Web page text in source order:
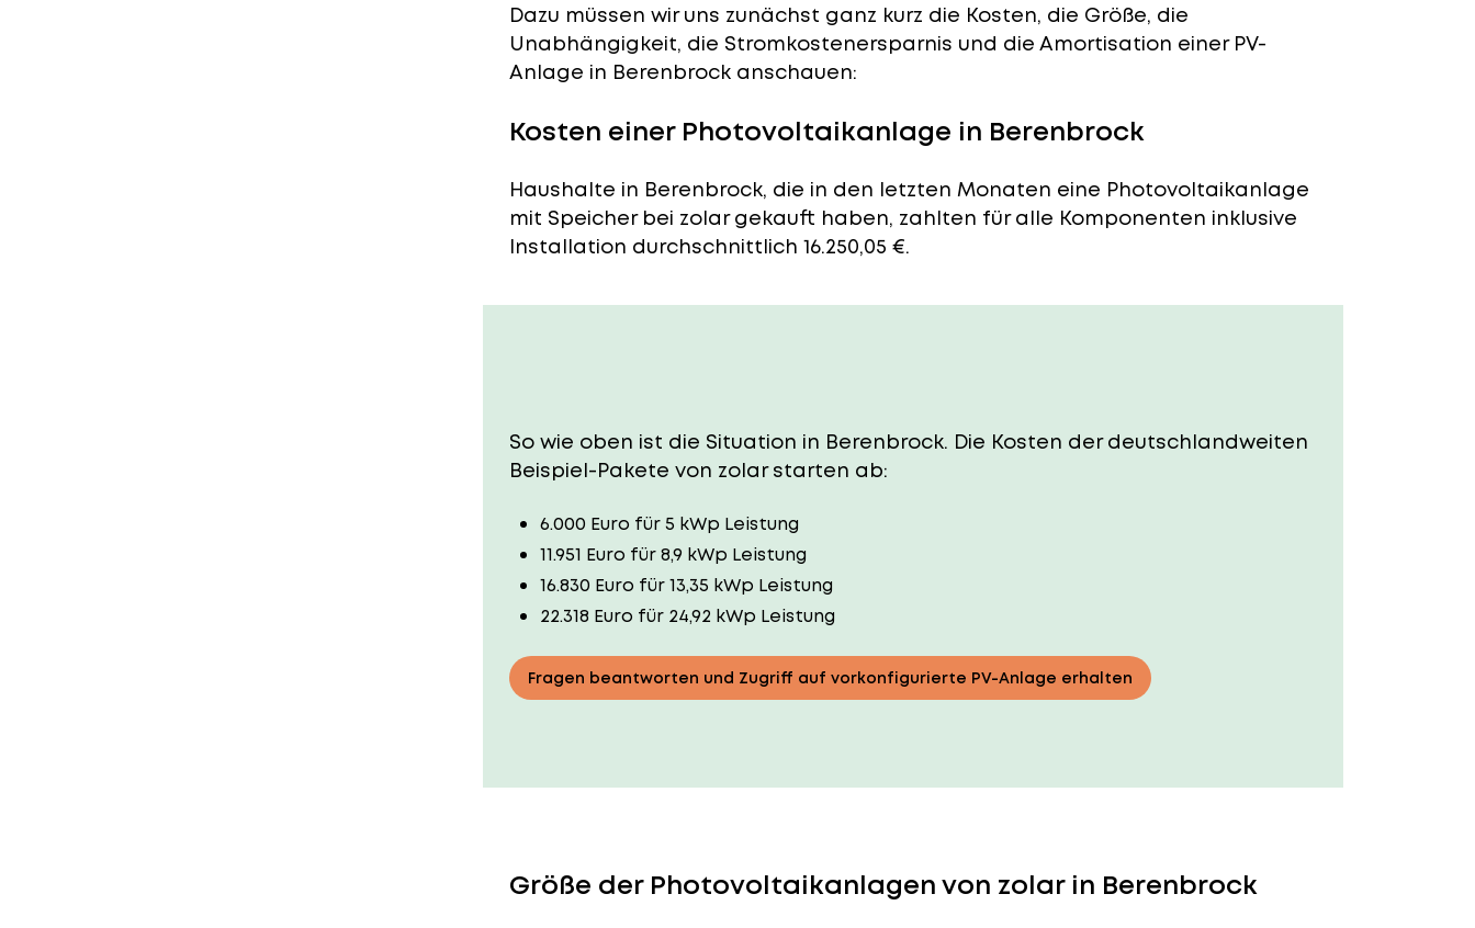
Dazu müssen wir uns zunächst ganz kurz die Kosten, die Größe, die
Unabhängigkeit, die Stromkostenersparnis und die Amortisation einer PV-
Anlage in Berenbrock anschauen:
Kosten einer Photovoltaikanlage in Berenbrock
Haushalte in Berenbrock, die in den letzten Monaten eine Photovoltaikanlage
mit Speicher bei zolar gekauft haben, zahlten für alle Komponenten inklusive
Installation durchschnittlich 16.250,05 €.
So wie oben ist die Situation in Berenbrock. Die Kosten der deutschlandweiten
Beispiel-Pakete von zolar starten ab:
6.000 Euro für 5 kWp Leistung
11.951 Euro für 8,9 kWp Leistung
16.830 Euro für 13,35 kWp Leistung
22.318 Euro für 24,92 kWp Leistung
Fragen beantworten und Zugriff auf vorkonfigurierte PV-Anlage erhalten
Größe der Photovoltaikanlagen von zolar in Berenbrock